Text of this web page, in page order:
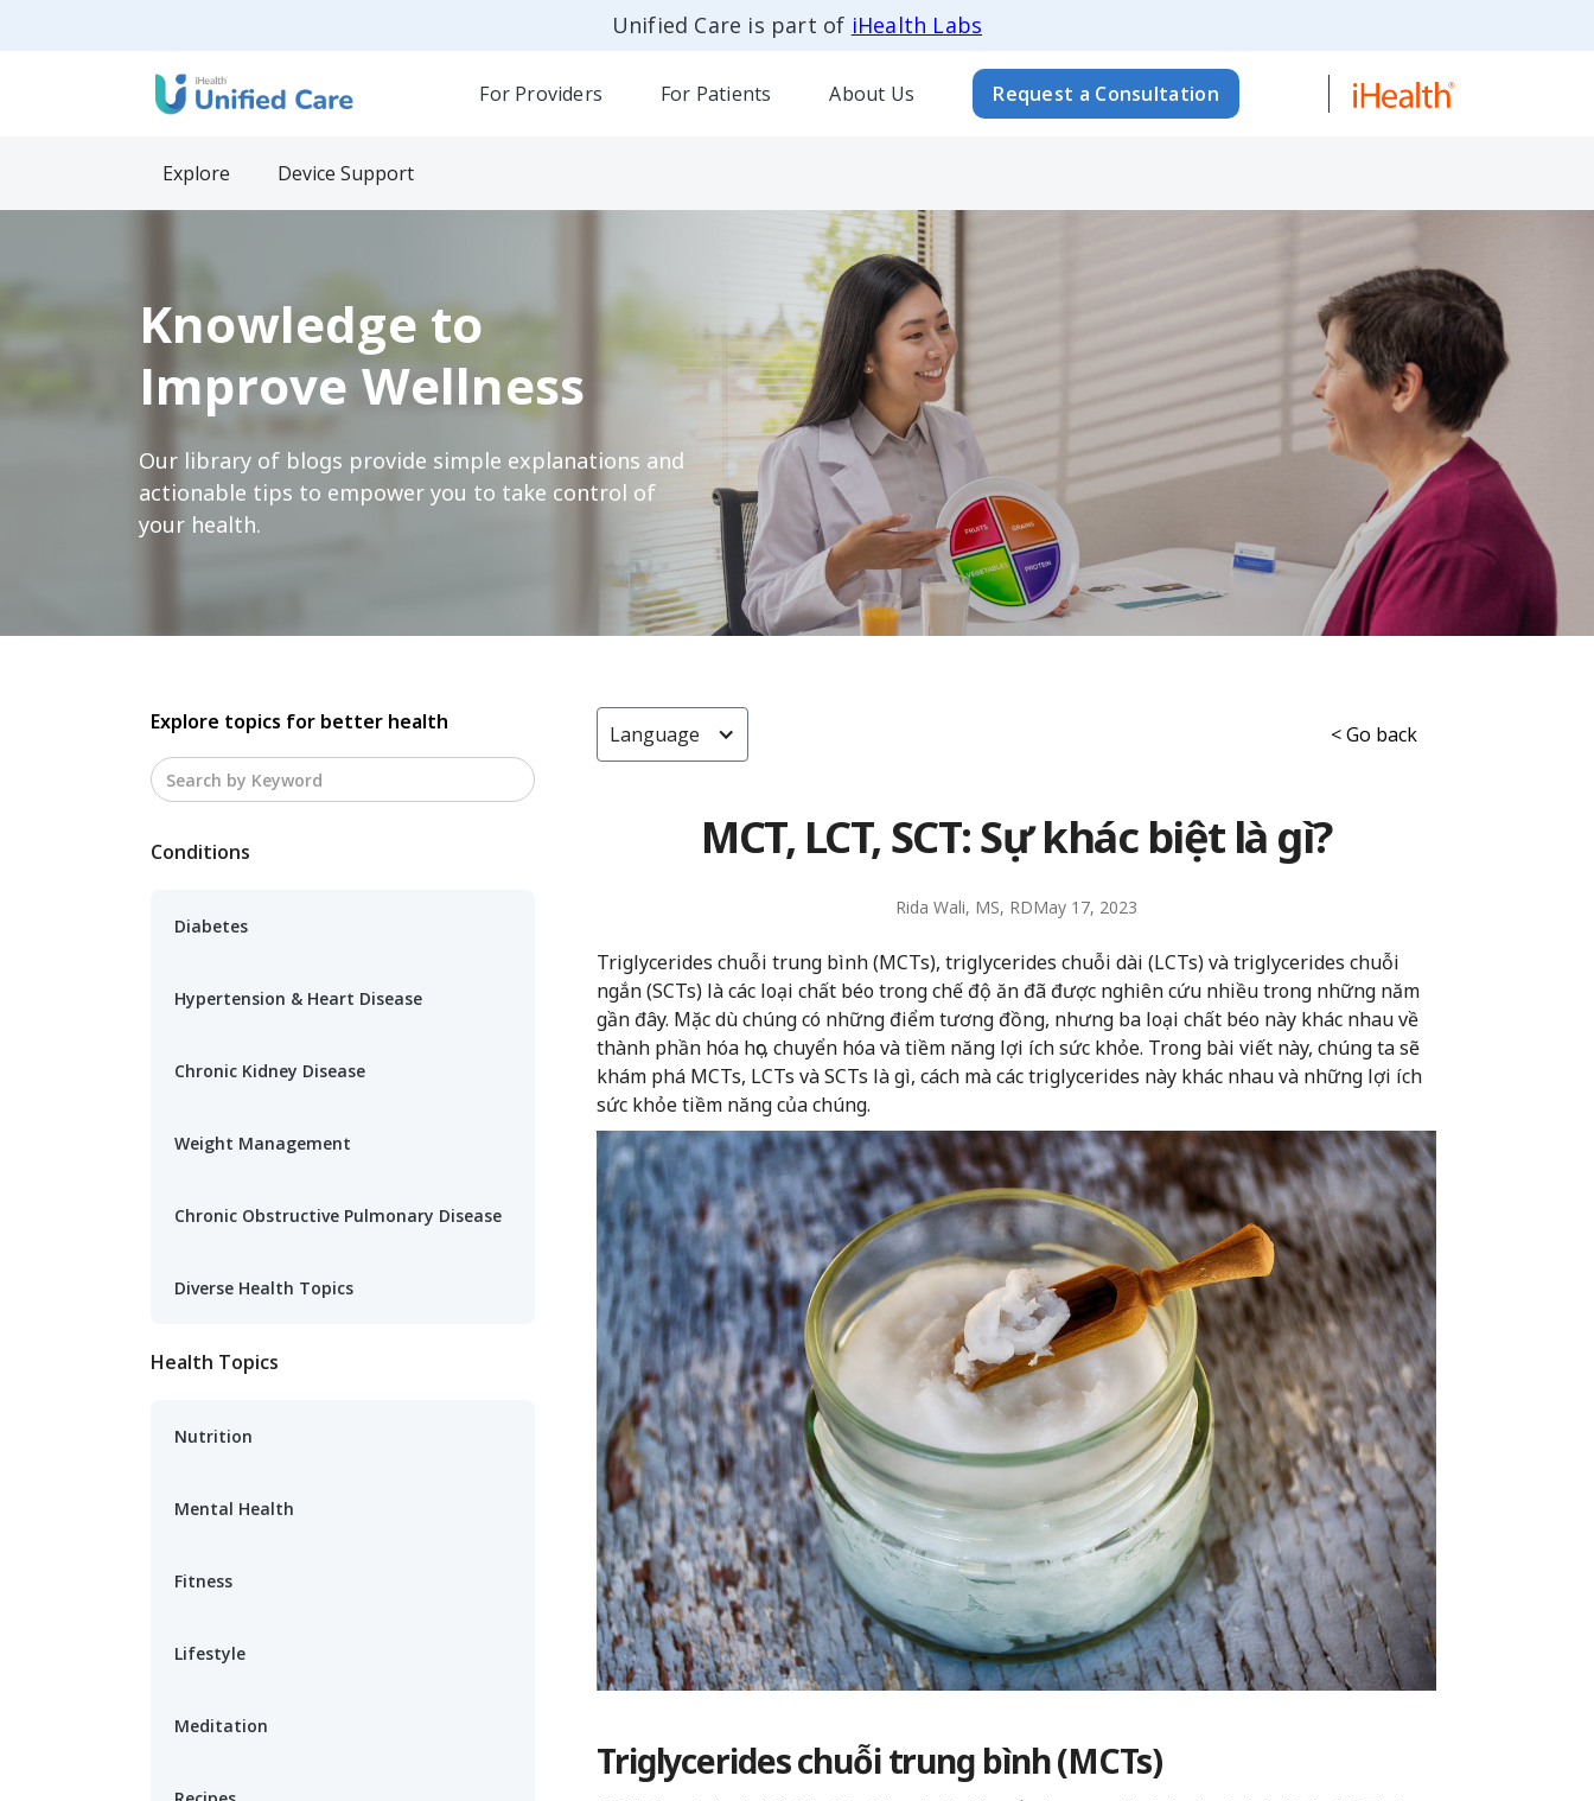
Unified Care is part of iHealth Labs
For Providers For Patients About Us Request a Consultation
Explore Device Support
Knowledge to
Improve Wellness
Our library of blogs provide simple explanations and
actionable tips to empower you to take control of
your health.
Explore topics for better health
Conditions
Diabetes
Hypertension & Heart Disease
Chronic Kidney Disease
Weight Management
Chronic Obstructive Pulmonary Disease
Diverse Health Topics
Health Topics
Nutrition
Mental Health
Fitness
Lifestyle
Meditation
Language < Go back
MCT, LCT, SCT: Sự khác biệt là gì?
Rida Wali, MS, RDMay 17, 2023
Triglycerides chuỗi trung bình (MCTs), triglycerides chuỗi dài (LCTs) và triglycerides chuỗi
ngắn (SCTs) là các loại chất béo trong chế độ ăn đã được nghiên cứu nhiều trong những năm
gần đây. Mặc dù chúng có những điểm tương đồng, nhưng ba loại chất béo này khác nhau về
thành phần hóa học, chuyển hóa và tiềm năng lợi ích sức khỏe. Trong bài viết này, chúng ta sẽ
khám phá MCTs, LCTs và SCTs là gì, cách mà các triglycerides này khác nhau và những lợi ích
sức khỏe tiềm năng của chúng.
Triglycerides chuỗi trung bình (MCTs)